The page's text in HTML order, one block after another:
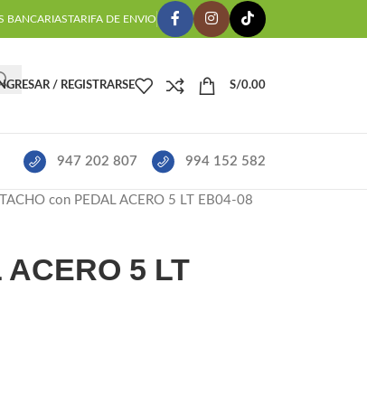
BANCARIASTARIFA DE ENVIO
/ REGISTRARSE S/0.00
947 202 807 994 152 582
TACHO con PEDAL ACERO 5 LT EB04-08
5 LT